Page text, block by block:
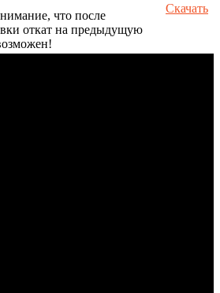
что после
откат на предыдущую
Скачать